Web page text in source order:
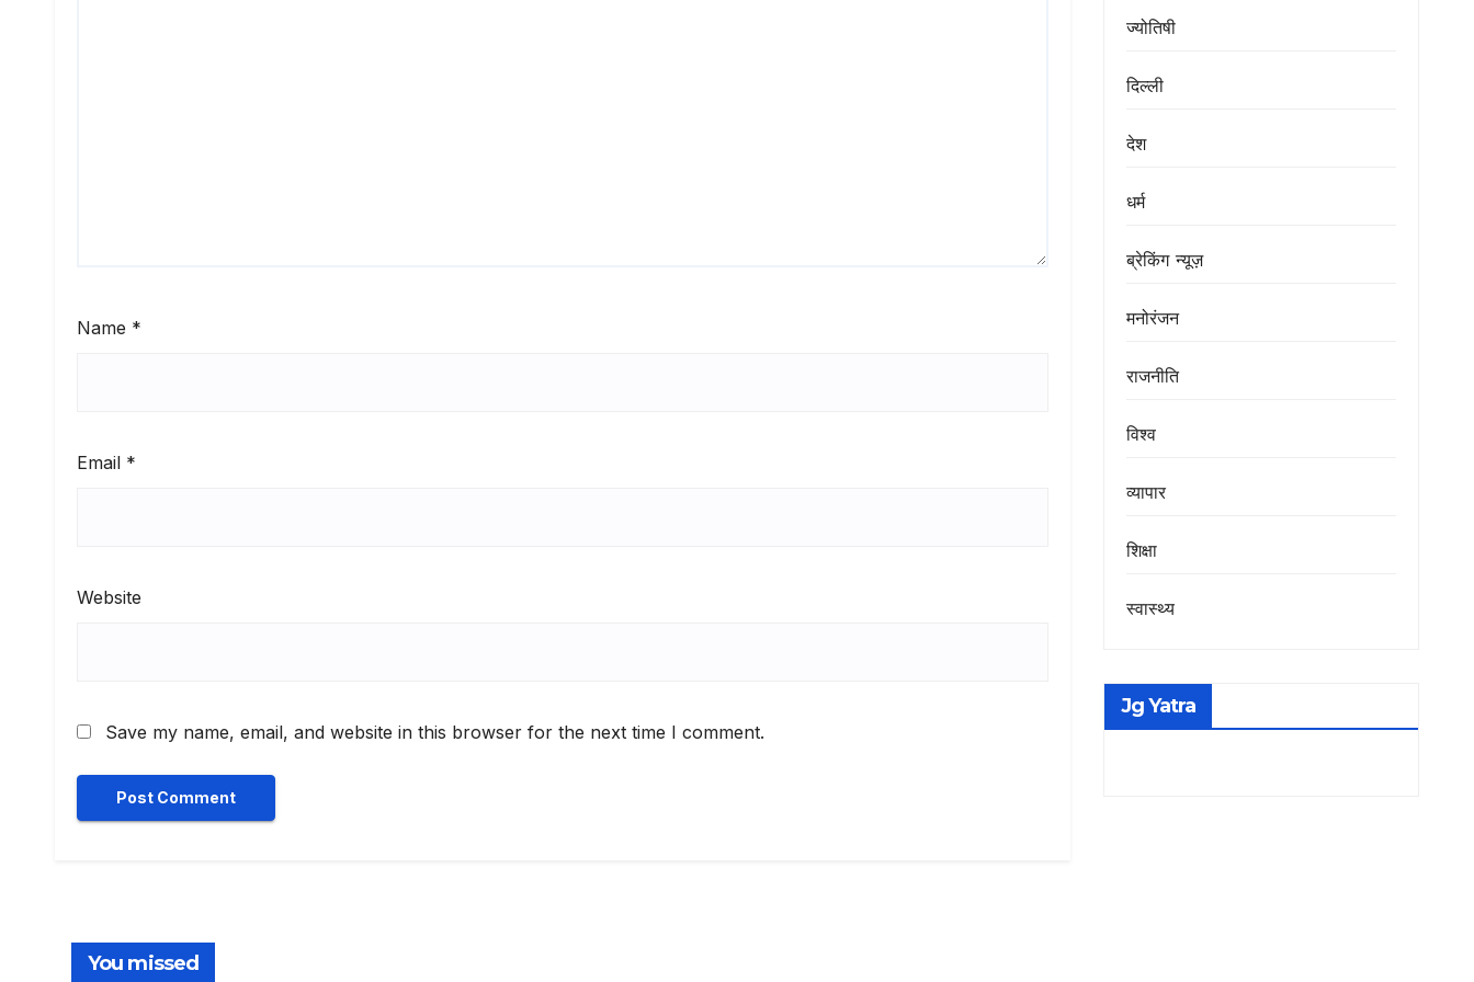
Name *
Email *
Website
Save my name, email, and website in this browser for the next time I comment.
ज्योतिषी
दिल्ली
देश
धर्म
ब्रेकिंग न्यूज़
मनोरंजन
राजनीति
विश्व
व्यापार
शिक्षा
स्वास्थ्य
Jg Yatra
You missed